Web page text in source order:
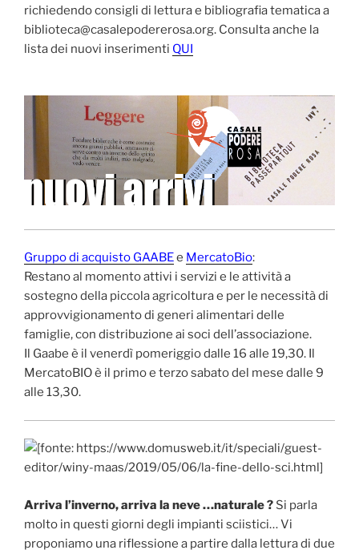
richiedendo consigli di lettura e bibliografia tematica a
biblioteca@casalepodererosa.org. Consulta anche la
lista dei nuovi inserimenti QUI
Gruppo di acquisto GAABEe MercatoBio:
Restano al momento attivi i servizi e le attività a
sostegno della piccola agricoltura e per le necessità di
approvvigionamento di generi alimentari delle
famiglie, con distribuzione ai soci dell’associazione.
Il Gaabe è il venerdì pomeriggio dalle 16 alle 19,30. Il
MercatoBIO è il primo e terzo sabato del mese dalle 9
alle 13,30.
Arriva l’inverno, arriva la neve …naturale ? Si parla
molto in questi giorni degli impianti sciistici… Vi
proponiamo una riflessione a partire dalla lettura di due